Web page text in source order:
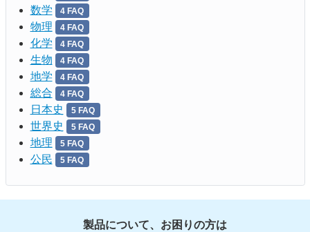
数学 4 FAQ
物理 4 FAQ
化学 4 FAQ
生物 4 FAQ
地学 4 FAQ
総合 4 FAQ
日本史 5 FAQ
世界史 5 FAQ
地理 5 FAQ
公民 5 FAQ
製品について、お困りの方は